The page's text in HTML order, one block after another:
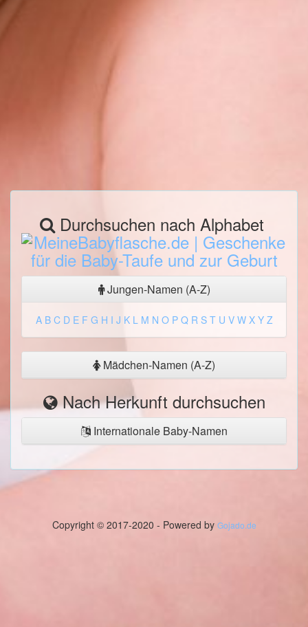
Durchsuchen nach Alphabet
Jungen-Namen (A-Z)
A B C D E F G H I J K L M N O P Q R S T U V W X Y Z
Mädchen-Namen (A-Z)
Nach Herkunft durchsuchen
Internationale Baby-Namen
Copyright © 2017-2020 - Powered by Gojado.de